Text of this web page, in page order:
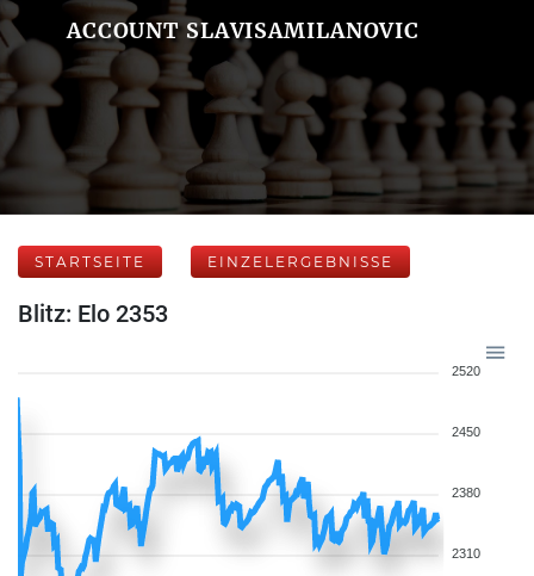
ACCOUNT SLAVISAMILANOVIC
STARTSEITE EINZELERGEBNISSE
Blitz: Elo 2353
2520
2450
2380
2310